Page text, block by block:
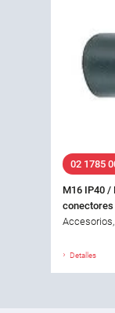
02 1785
M16 IP40 /
conectores
Detalles